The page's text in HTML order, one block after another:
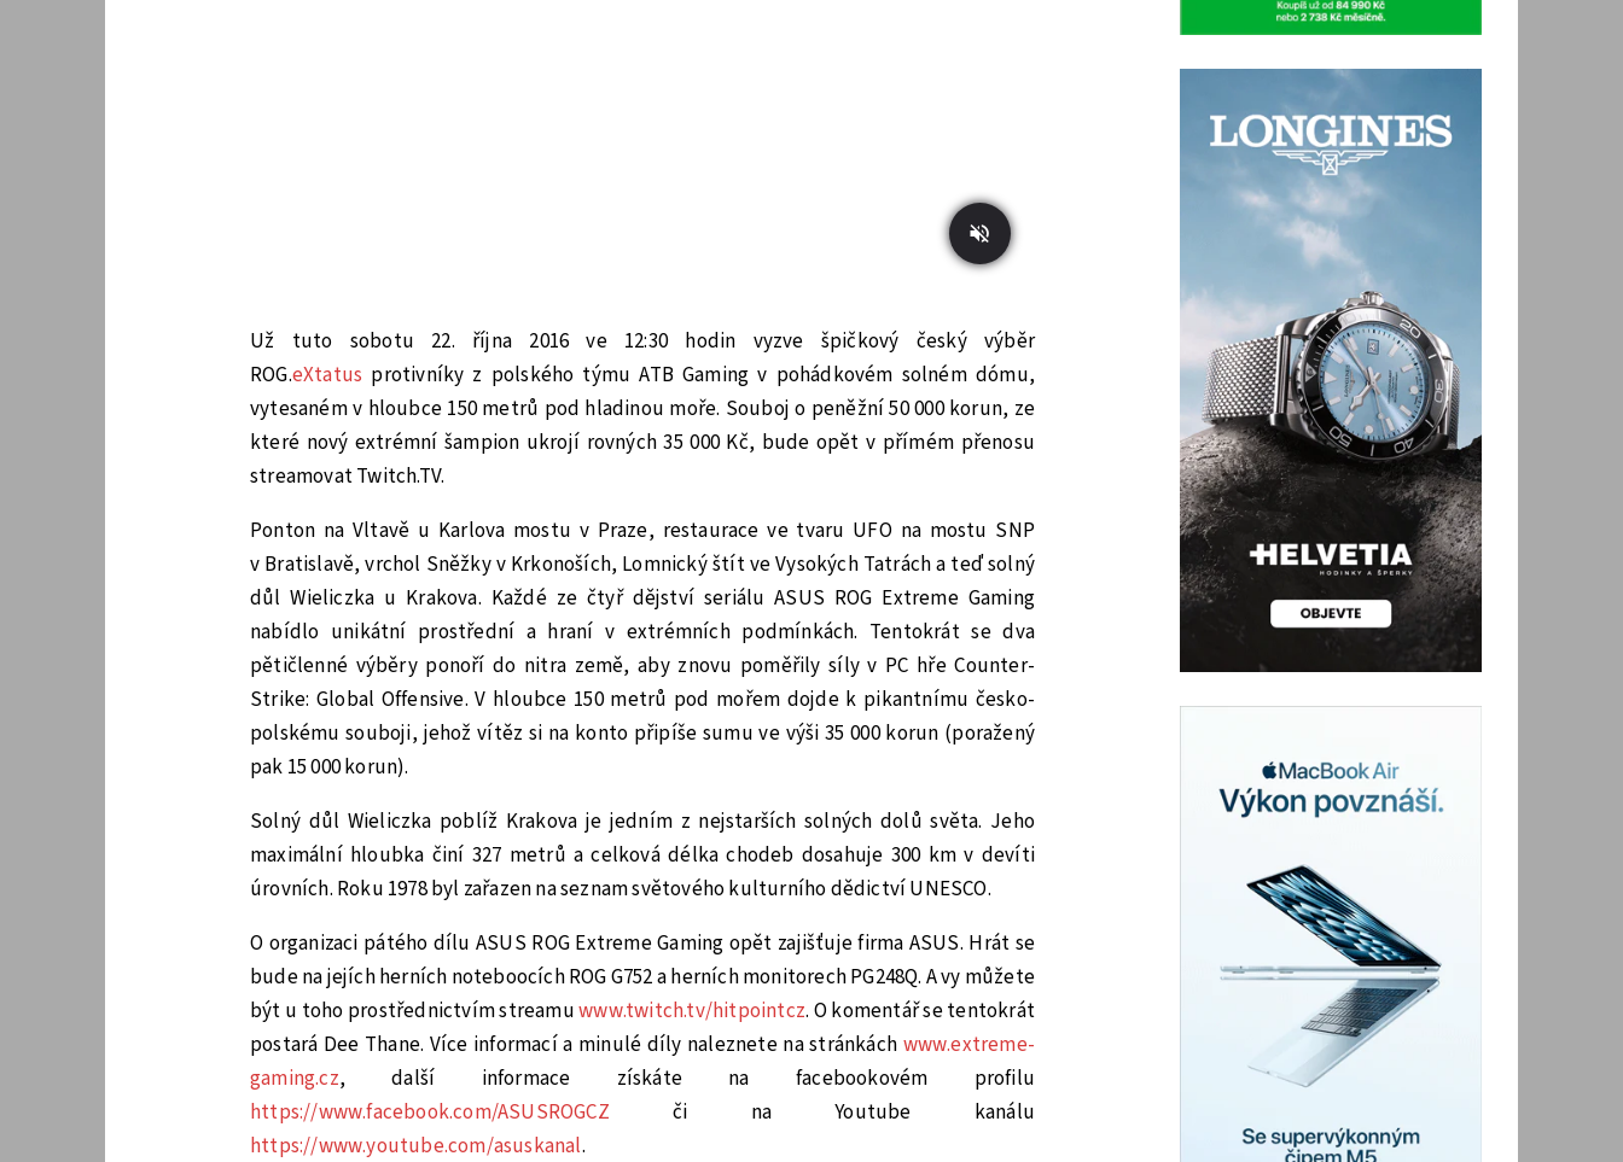
Už tuto sobotu 22. října 2016 ve 12:30 hodin vyzve špičkový český výběr
ROG.eXtatus protivníky z polského týmu ATB Gaming v pohádkovém solném dómu,
vytesaném v hloubce 150 metrů pod hladinou moře. Souboj o peněžní 50 000 korun, ze
které nový extrémní šampion ukrojí rovných 35 000 Kč, bude opět v přímém přenosu
streamovat Twitch.TV.
Ponton na Vltavě u Karlova mostu v Praze, restaurace ve tvaru UFO na mostu SNP
v Bratislavě, vrchol Sněžky v Krkonoších, Lomnický štít ve Vysokých Tatrách a teď solný
důl Wieliczka u Krakova. Každé ze čtyř dějství seriálu ASUS ROG Extreme Gaming
nabídlo unikátní prostřední a hraní v extrémních podmínkách. Tentokrát se dva
pětičlenné výběry ponoří do nitra země, aby znovu poměřily síly v PC hře Counter-
Strike: Global Offensive. V hloubce 150 metrů pod mořem dojde k pikantnímu česko-
polskému souboji, jehož vítěz si na konto připíše sumu ve výši 35 000 korun (poražený
pak 15 000 korun).
Solný důl Wieliczka poblíž Krakova je jedním z nejstarších solných dolů světa. Jeho
maximální hloubka činí 327 metrů a celková délka chodeb dosahuje 300 km v devíti
úrovních. Roku 1978 byl zařazen na seznam světového kulturního dědictví UNESCO.
O organizaci pátého dílu ASUS ROG Extreme Gaming opět zajišťuje firma ASUS. Hrát se
bude na jejích herních noteboocích ROG G752 a herních monitorech PG248Q. A vy můžete
být u toho prostřednictvím streamuwww.twitch.tv/hitpointcz. O komentář se tentokrát
postará Dee Thane. Více informací a minulé díly naleznete na stránkách www.extreme-
gaming.cz, další informace získáte na facebookovém profilu
https://www.facebook.com/ASUSROGCZ či na Youtube kanálu
https://www.youtube.com/asuskanal.